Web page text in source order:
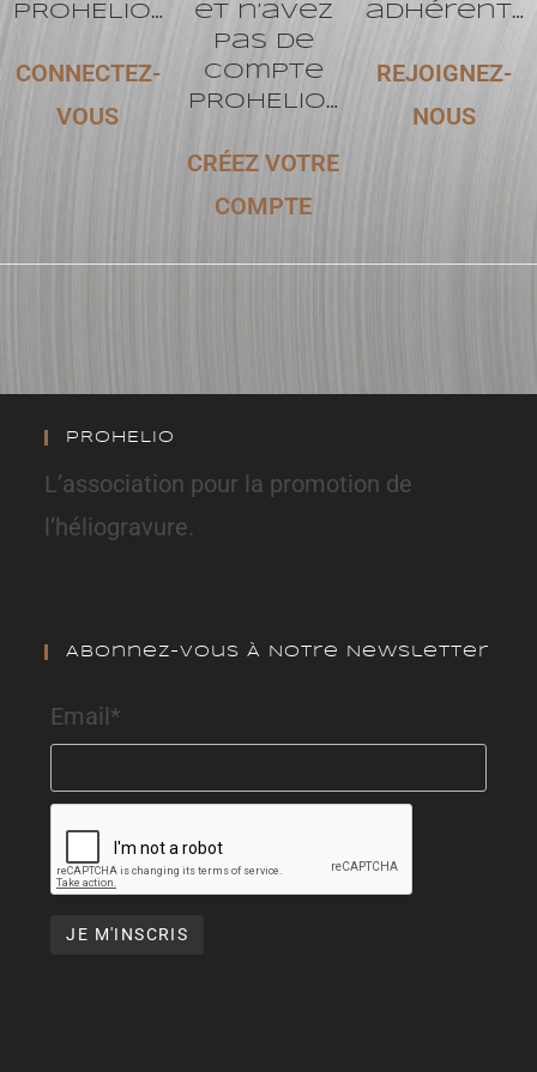
PROHELIO…
CONNECTEZ-
VOUS
et n’avez
pas de
compte
PROHELIO…
CRÉEZ VOTRE
COMPTE
adhérent…
REJOIGNEZ-
NOUS
PROHELIO
L’association pour la promotion de
l’héliogravure.
Abonnez-Vous À Notre Newsletter
Email*